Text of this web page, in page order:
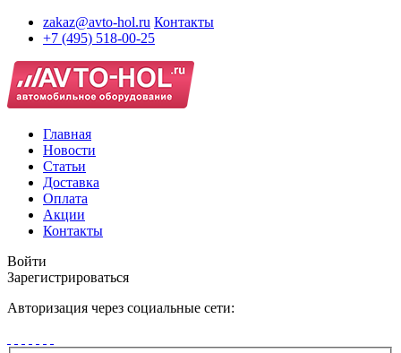
zakaz@avto-hol.ru Контакты
+7 (495) 518-00-25
Главная
Новости
Статьи
Доставка
Оплата
Акции
Контакты
Войти
Зарегистрироваться
Авторизация через социальные сети: